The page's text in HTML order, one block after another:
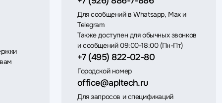
Для сообщений в Whatsapp, Max и
Telegram
Также доступен для обычных звонков
и сообщений 09:00-18:00 (Пн-Пт)
+7 (495) 822-02-80
Городской номер
office@apltech.ru
Для запросов и спецификаций